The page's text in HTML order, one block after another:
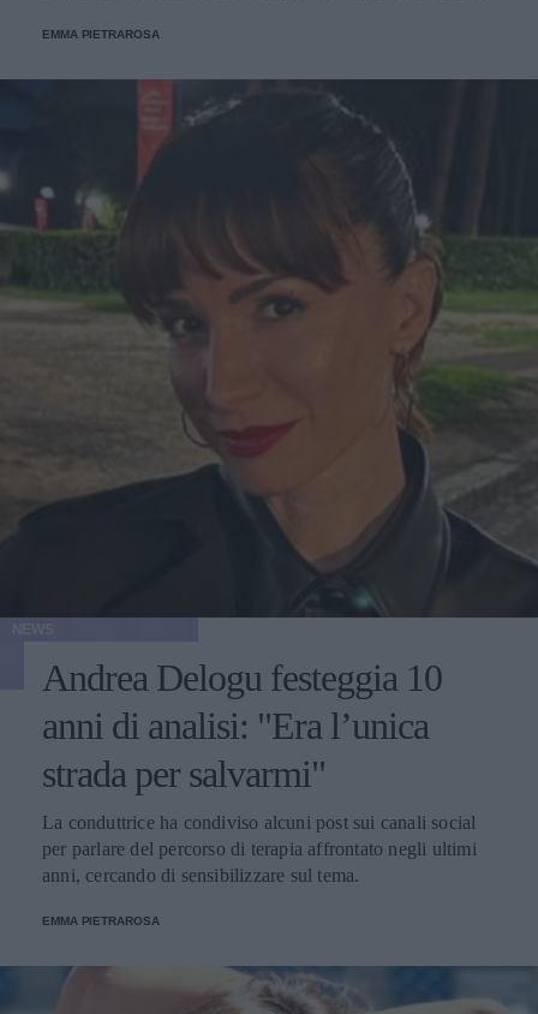
EMMA PIETRAROSA
Andrea Delogu festeggia 10
anni di analisi: "Era l’unica
strada per salvarmi"
La conduttrice ha condiviso alcuni post sui canali social
per parlare del percorso di terapia affrontato negli ultimi
anni, cercando di sensibilizzare sul tema.
EMMA PIETRAROSA